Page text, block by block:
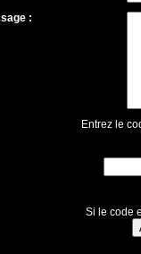
:
Entrez le
Si le code